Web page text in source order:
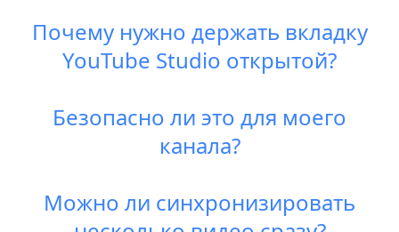
Почему нужно держать вкладку
YouTube Studio открытой?
Безопасно ли это для моего
канала?
Можно ли синхронизировать